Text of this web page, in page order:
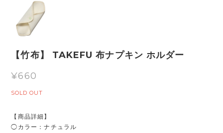
【竹布】 TAKEFU 布ナプキン ホルダー
¥660
SOLD OUT
【商品詳細】
◯カラー：ナチュラル